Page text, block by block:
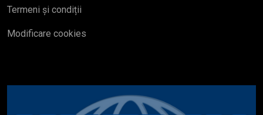
Termeni și condiții
Modificare cookies